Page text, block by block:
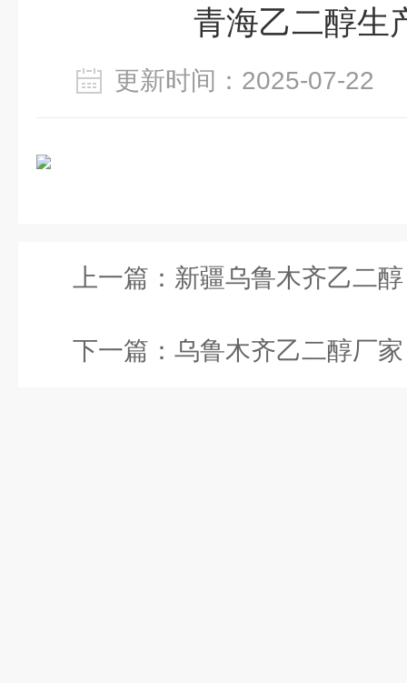
青海乙二醇生
更新时间：2025-07-
上一篇： 新疆乌鲁木齐乙二醇
下一篇： 乌鲁木齐乙二醇厂家